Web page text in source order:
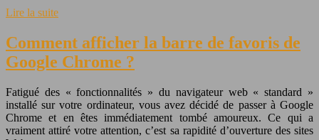
Lire la suite
Comment afficher la barre de favoris de
Google Chrome ?
Fatigué des « fonctionnalités » du navigateur web « standard »
installé sur votre ordinateur, vous avez décidé de passer à Google
Chrome et en êtes immédiatement tombé amoureux. Ce qui a
vraiment attiré votre attention, c’est sa rapidité d’ouverture des sites